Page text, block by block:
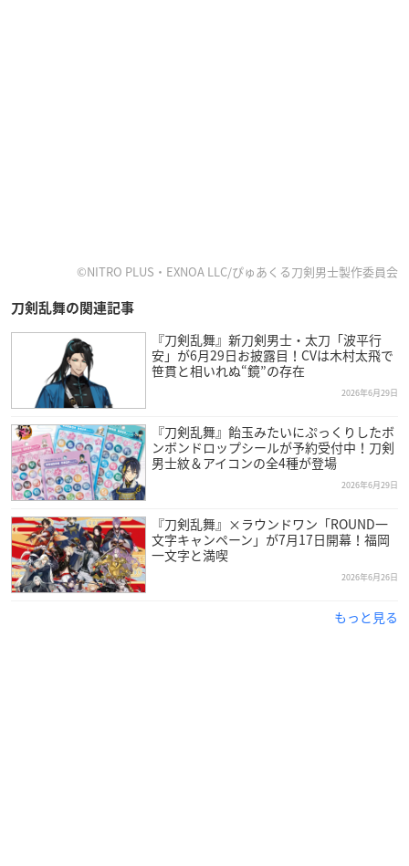
©NITRO PLUS・EXNOA LLC/ぴゅあくる刀剣男士製作委員会
刀剣乱舞の関連記事
『刀剣乱舞』新刀剣男士・太刀「波平行
安」が6月29日お披露目！CVは木村太飛で
笹貫と相いれぬ“鏡”の存在
2026年6月29日
『刀剣乱舞』飴玉みたいにぷっくりしたボ
ンボンドロップシールが予約受付中！刀剣
男士紋＆アイコンの全4種が登場
2026年6月29日
『刀剣乱舞』×ラウンドワン「ROUND一
文字キャンペーン」が7月17日開幕！福岡
一文字と満喫
2026年6月26日
もっと見る